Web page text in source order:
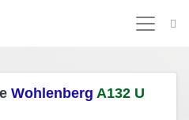
Wohlenberg A132 U